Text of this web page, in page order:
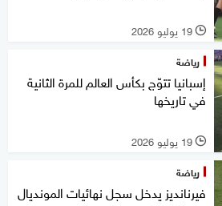
l 19 يوليو 2026
رياضة
إسبانيا تتوّج بكأس العالم للمرة الثانية
في تاريخها
l 19 يوليو 2026
رياضة
فيرنانديز يدخل سجل نهائيات المونديال